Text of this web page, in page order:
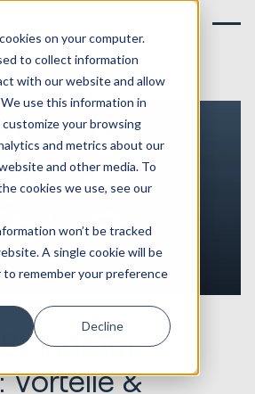
on your computer.
to collect information
with our website and allow
use this information in
your browsing
and metrics about our
and other media. To
cookies we use, see our
won’t be tracked
A single cookie will be
remember your preference
Decline
Implementations
im
Vorteile &